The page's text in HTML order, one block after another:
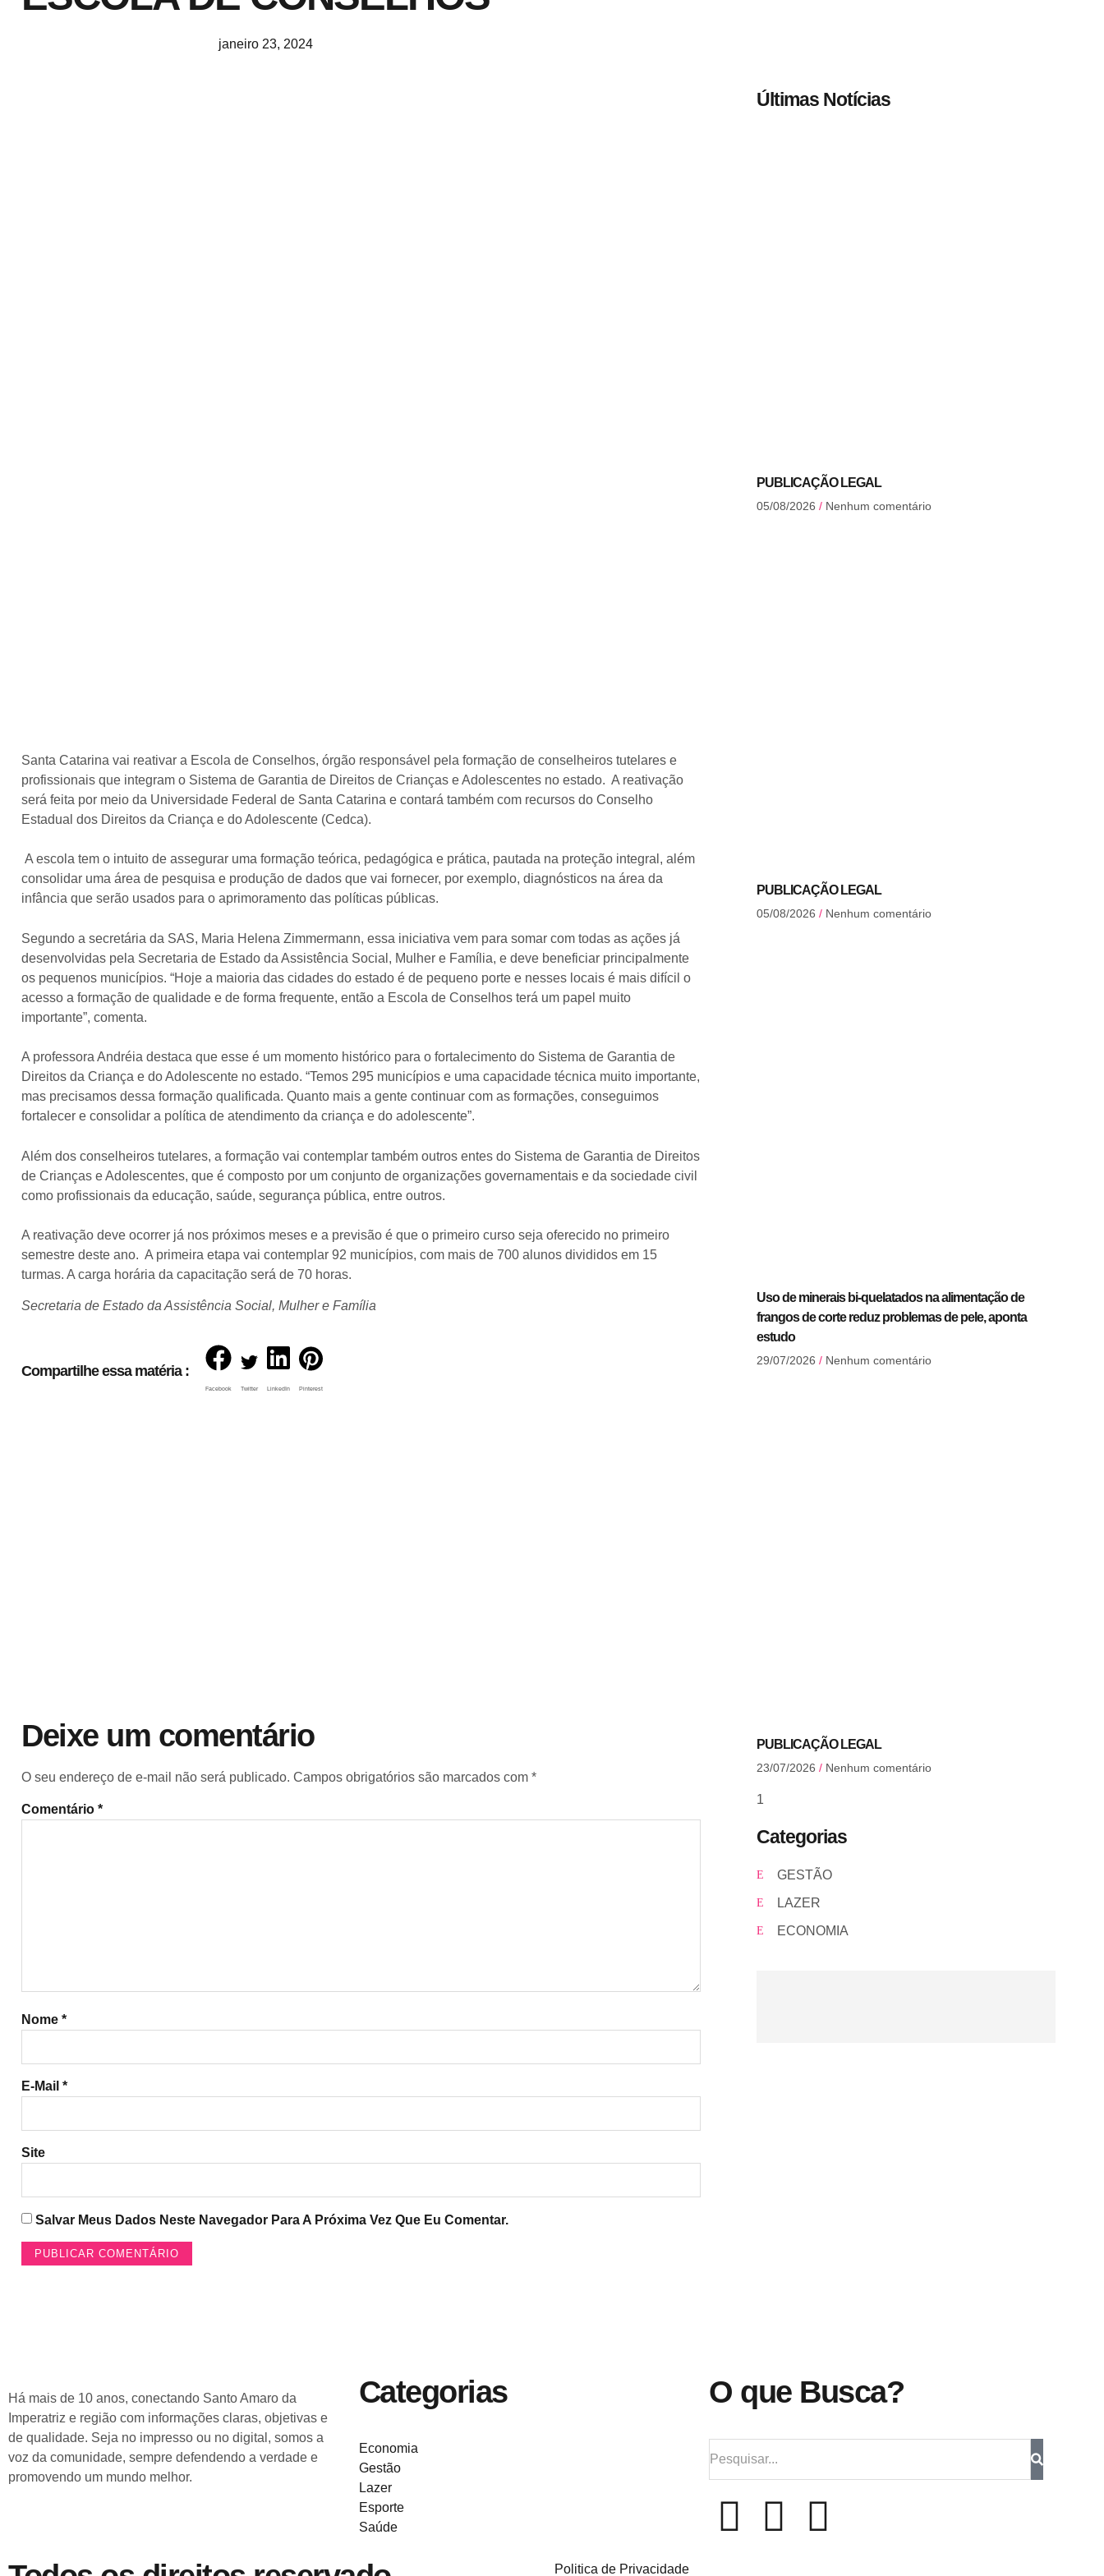
janeiro 23, 2024
Santa Catarina vai reativar a Escola de Conselhos, órgão responsável pela formação de conselheiros tutelares e
profissionais que integram o Sistema de Garantia de Direitos de Crianças e Adolescentes no estado. A reativação
será feita por meio da Universidade Federal de Santa Catarina e contará também com recursos do Conselho
Estadual dos Direitos da Criança e do Adolescente (Cedca).
A escola tem o intuito de assegurar uma formação teórica, pedagógica e prática, pautada na proteção integral, além
consolidar uma área de pesquisa e produção de dados que vai fornecer, por exemplo, diagnósticos na área da
infância que serão usados para o aprimoramento das políticas públicas.
Segundo a secretária da SAS, Maria Helena Zimmermann, essa iniciativa vem para somar com todas as ações já
desenvolvidas pela Secretaria de Estado da Assistência Social, Mulher e Família, e deve beneficiar principalmente
os pequenos municípios. “Hoje a maioria das cidades do estado é de pequeno porte e nesses locais é mais difícil o
acesso a formação de qualidade e de forma frequente, então a Escola de Conselhos terá um papel muito
importante”, comenta.
A professora Andréia destaca que esse é um momento histórico para o fortalecimento do Sistema de Garantia de
Direitos da Criança e do Adolescente no estado. “Temos 295 municípios e uma capacidade técnica muito importante,
mas precisamos dessa formação qualificada. Quanto mais a gente continuar com as formações, conseguimos
fortalecer e consolidar a política de atendimento da criança e do adolescente”.
Além dos conselheiros tutelares, a formação vai contemplar também outros entes do Sistema de Garantia de Direitos
de Crianças e Adolescentes, que é composto por um conjunto de organizações governamentais e da sociedade civil
como profissionais da educação, saúde, segurança pública, entre outros.
A reativação deve ocorrer já nos próximos meses e a previsão é que o primeiro curso seja oferecido no primeiro
semestre deste ano. A primeira etapa vai contemplar 92 municípios, com mais de 700 alunos divididos em 15
turmas. A carga horária da capacitação será de 70 horas.
Secretaria de Estado da Assistência Social, Mulher e Família
Compartilhe essa matéria :
Facebook Twitter LinkedIn Pinterest
Deixe um comentário
O seu endereço de e-mail não será publicado. Campos obrigatórios são marcados com *
Comentário *
Nome *
E-Mail *
Site
Salvar Meus Dados Neste Navegador Para A Próxima Vez Que Eu Comentar.
Últimas Notícias
PUBLICAÇÃO LEGAL
05/08/2026 Nenhum comentário
PUBLICAÇÃO LEGAL
05/08/2026 Nenhum comentário
Uso de minerais bi-quelatados na alimentação de
frangos de corte reduz problemas de pele, aponta
estudo
29/07/2026 Nenhum comentário
PUBLICAÇÃO LEGAL
23/07/2026 Nenhum comentário
Categorias
GESTÃO
LAZER
ECONOMIA
Há mais de 10 anos, conectando Santo Amaro da
Imperatriz e região com informações claras, objetivas e
de qualidade. Seja no impresso ou no digital, somos a
voz da comunidade, sempre defendendo a verdade e
promovendo um mundo melhor.
Categorias
Economia
Gestão
Lazer
Esporte
Saúde
O que Busca?
Politica de Privacidade